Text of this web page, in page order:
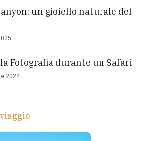
un gioiello naturale del
Fotografia durante un Safari
2024